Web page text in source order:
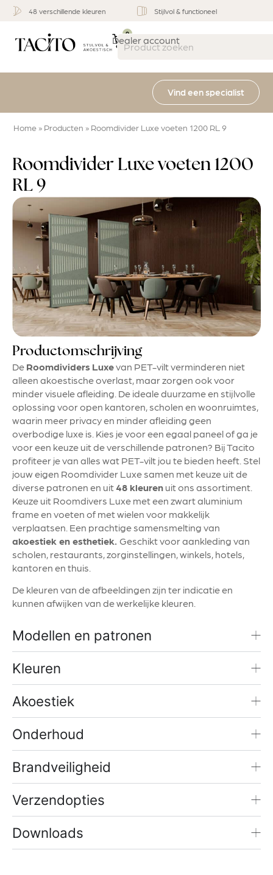
Stijlvol & functioneel Multifunctioneel
Dealer account
0
Vind een specialist
Home » Producten » Roomdivider Luxe voeten 1200 RL 9
Roomdivider Luxe voeten 1200
RL 9
Productomschrijving
De Roomdividers Luxevan PET-vilt verminderen niet
alleen akoestische overlast, maar zorgen ook voor
minder visuele afleiding. De ideale duurzame en stijlvolle
oplossing voor open kantoren, scholen en woonruimtes,
waarin meer privacy en minder afleiding geen
overbodige luxe is. Kies je voor een egaal paneel of ga je
voor een keuze uit de verschillende patronen? Bij Tacito
profiteer je van alles wat PET-vilt jou te bieden heeft. Stel
jouw eigen Roomdivider Luxe samen met keuze uit de
diverse patronen en uit48 kleuren uit ons assortiment.
Keuze uit Roomdivers Luxe met een zwart aluminium
frame en voeten of met wielen voor makkelijk
verplaatsen. Een prachtige samensmelting van
akoestiek en esthetiek. Geschikt voor aankleding van
scholen, restaurants, zorginstellingen, winkels, hotels,
kantoren en thuis.
De kleuren van de afbeeldingen zijn ter indicatie en
kunnen afwijken van de werkelijke kleuren.
Modellen en patronen
Kleuren
Akoestiek
Onderhoud
Brandveiligheid
Verzendopties
Downloads